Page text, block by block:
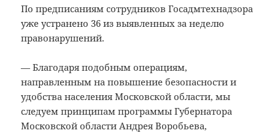
По предписаниям сотрудников Госадмтехнадзора
уже устранено 36 из выявленных за неделю
правонарушений.
— Благодаря подобным операциям,
направленным на повышение безопасности и
удобства населения Московской области, мы
следуем принципам программы Губернатора
Московской области Андрея Воробьева,